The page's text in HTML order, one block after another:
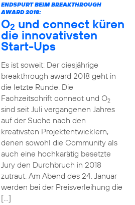
ENDSPURT BEIM BREAKTHROUGH
AWARD 2018:
O2 und connect küren
die innovativsten
Start-Ups
Es ist soweit: Der diesjährige
breakthrough award 2018 geht in
die letzte Runde. Die
Fachzeitschrift connect und O2
sind seit Juli vergangenen Jahres
auf der Suche nach den
kreativsten Projektentwicklern,
denen sowohl die Community als
auch eine hochkarätig besetzte
Jury den Durchbruch in 2018
zutraut. Am Abend des 24. Januar
werden bei der Preisverleihung die
[…]